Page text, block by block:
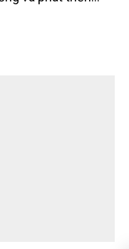
nghề nâng cao
xã Phù Lãng, tỉnh
sở sản xuất đã